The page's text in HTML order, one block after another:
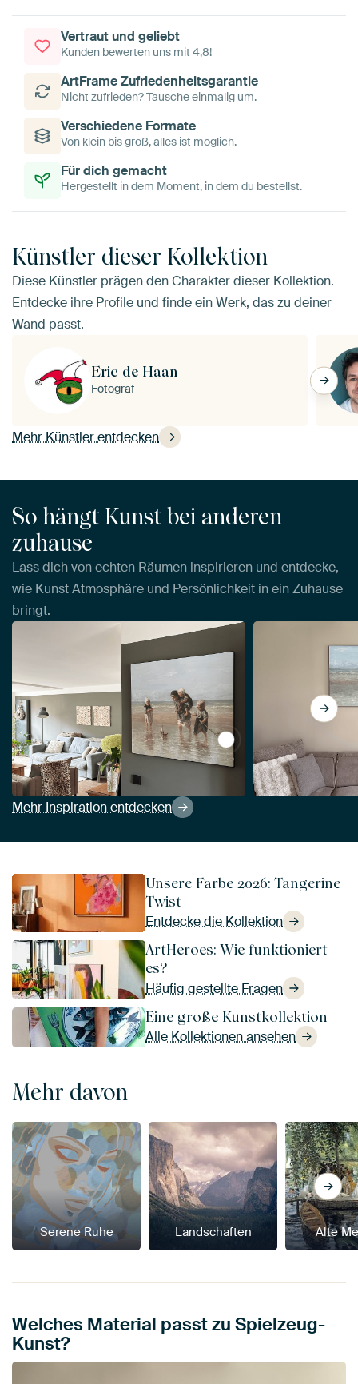
Vertraut und geliebt
Kunden bewerten uns mit 4,8!
ArtFrame Zufriedenheitsgarantie
Nicht zufrieden? Tausche einmalig um.
Verschiedene Formate
Von klein bis groß, alles ist möglich.
Für dich gemacht
Hergestellt in dem Moment, in dem du bestellst.
Künstler dieser Kollektion
Diese Künstler prägen den Charakter dieser Kollektion.
Entdecke ihre Profile und finde ein Werk, das zu deiner
Wand passt.
Mehr Künstler entdecken
Eric de Haan
Fotograf
So hängt Kunst bei anderen
zuhause
Lass dich von echten Räumen inspirieren und entdecke,
wie Kunst Atmosphäre und Persönlichkeit in ein Zuhause
bringt.
Mehr Inspiration entdecken
View Kinder des
Unsere Farbe 2026: Tangerine
Twist
Entdecke die Kollektion
ArtHeroes: Wie funktioniert
es?
Häufig gestellte Fragen
Eine große Kunstkollektion
Alle Kollektionen ansehen
Mehr davon
Serene Ruhe Landschaften Alte
Welches Material passt zu Spielzeug-
Kunst?